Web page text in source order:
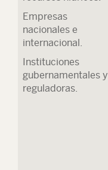
Empresas
nacionales e
internacional.
Instituciones
gubernamentales y
reguladoras.